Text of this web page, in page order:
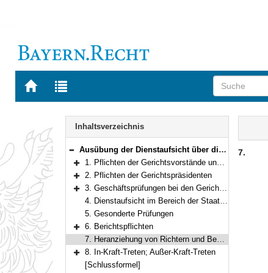
Zur
BAYERN.RECHT
Zur
letzten
Navigation
Inhaltsverzeichnis
Bereich reduzieren
Ausübung der Dienstaufsicht über die Gerichte und Staatsanwaltschaften
Bereich erweitern
1. Pflichten der Gerichtsvorstände und Abteilungsleiter
Bereich erweitern
2. Pflichten der Gerichtspräsidenten
Bereich erweitern
3. Geschäftsprüfungen bei den Gerichten
4. Dienstaufsicht im Bereich der Staatsanwaltschaften
5. Gesonderte Prüfungen
Bereich erweitern
6. Berichtspflichten
7. Heranziehung von Richtern und Beamten
Bereich erweitern
8. In-Kraft-Treten; Außer-Kraft-Treten
[Schlussformel]
7.